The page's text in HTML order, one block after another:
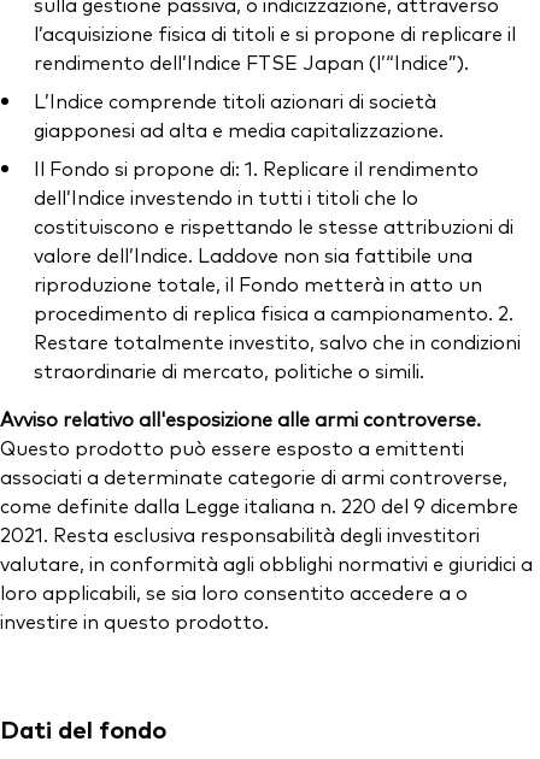
l’acquisizione fisica di titoli e si propone di replicare il
rendimento dell’Indice FTSE Japan (l’“Indice”).
L’Indice comprende titoli azionari di società
giapponesi ad alta e media capitalizzazione.
Il Fondo si propone di: 1. Replicare il rendimento
dell’Indice investendo in tutti i titoli che lo
costituiscono e rispettando le stesse attribuzioni di
valore dell’Indice. Laddove non sia fattibile una
riproduzione totale, il Fondo metterà in atto un
procedimento di replica fisica a campionamento. 2.
Restare totalmente investito, salvo che in condizioni
straordinarie di mercato, politiche o simili.
Avviso relativo all'esposizione alle armi controverse.
Questo prodotto può essere esposto a emittenti
associati a determinate categorie di armi controverse,
come definite dalla Legge italiana n. 220 del 9 dicembre
2021. Resta esclusiva responsabilità degli investitori
valutare, in conformità agli obblighi normativi e giuridici a
loro applicabili, se sia loro consentito accedere a o
investire in questo prodotto.
Dati del fondo